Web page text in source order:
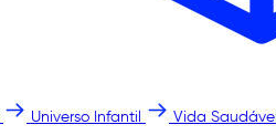
Universo Infantil Vida Saudável